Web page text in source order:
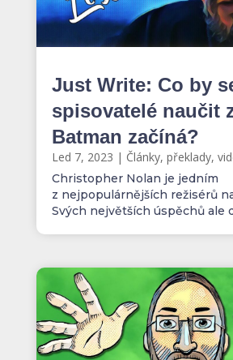
Just Write: Co by
spisovatelé naučit
Batman začíná?
Led 7, 2023 | Články, překlady,
Christopher Nolan je jedním
z nejpopulárnějších režisérů
Svých největších úspěchů ale